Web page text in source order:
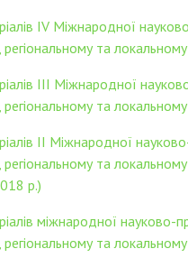
IV Міжнародної
та
ІІI Міжнародної
та
ІІ Міжнародної
регіональному та
р.)
міжнародної науково-
та